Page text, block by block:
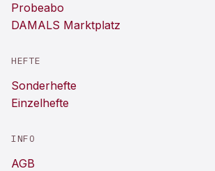
Probeabo
DAMALS Marktplatz
HEFTE
Sonderhefte
Einzelhefte
INFO
AGB